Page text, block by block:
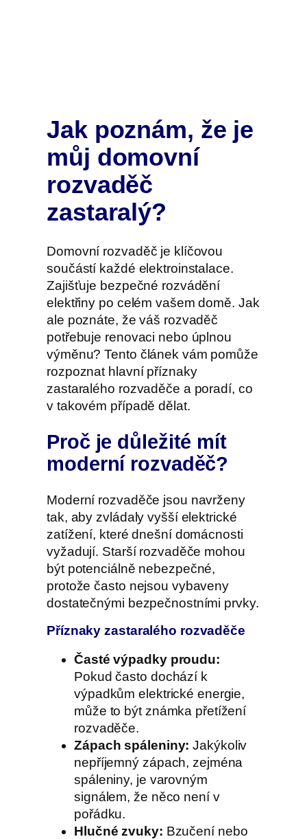
Jak poznám, že je
můj domovní
rozvaděč
zastaralý?
Domovní rozvaděč je klíčovou
součástí každé elektroinstalace.
Zajišťuje bezpečné rozvádění
elektřiny po celém vašem domě. Jak
ale poznáte, že váš rozvaděč
potřebuje renovaci nebo úplnou
výměnu? Tento článek vám pomůže
rozpoznat hlavní příznaky
zastaralého rozvaděče a poradí, co
v takovém případě dělat.
Proč je důležité mít
moderní rozvaděč?
Moderní rozvaděče jsou navrženy
tak, aby zvládaly vyšší elektrické
zatížení, které dnešní domácnosti
vyžadují. Starší rozvaděče mohou
být potenciálně nebezpečné,
protože často nejsou vybaveny
dostatečnými bezpečnostními prvky.
Příznaky zastaralého rozvaděče
Časté výpadky proudu:
Pokud často dochází k
výpadkům elektrické energie,
může to být známka přetížení
rozvaděče.
Zápach spáleniny: Jakýkoliv
nepříjemný zápach, zejména
spáleniny, je varovným
signálem, že něco není v
pořádku.
Hlučné zvuky: Bzučení nebo